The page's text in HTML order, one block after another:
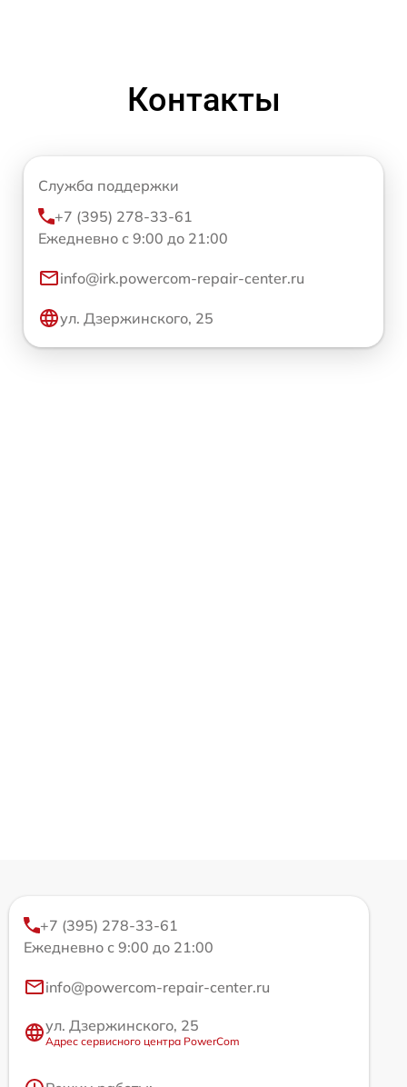
Контакты
Служба поддержки
+7 (395) 278-33-61
Ежедневно с 9:00 до 21:00
info@irk.powercom-repair-center.ru
ул. Дзержинского, 25
+7 (395) 278-33-61
Ежедневно с 9:00 до 21:00
info@powercom-repair-center.ru
ул. Дзержинского, 25
Адрес сервисного центра PowerCom